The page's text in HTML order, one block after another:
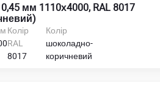
мм 1110х4000, RAL 8017
Колір
RAL
8017
Колір
шоколадно-
коричневий